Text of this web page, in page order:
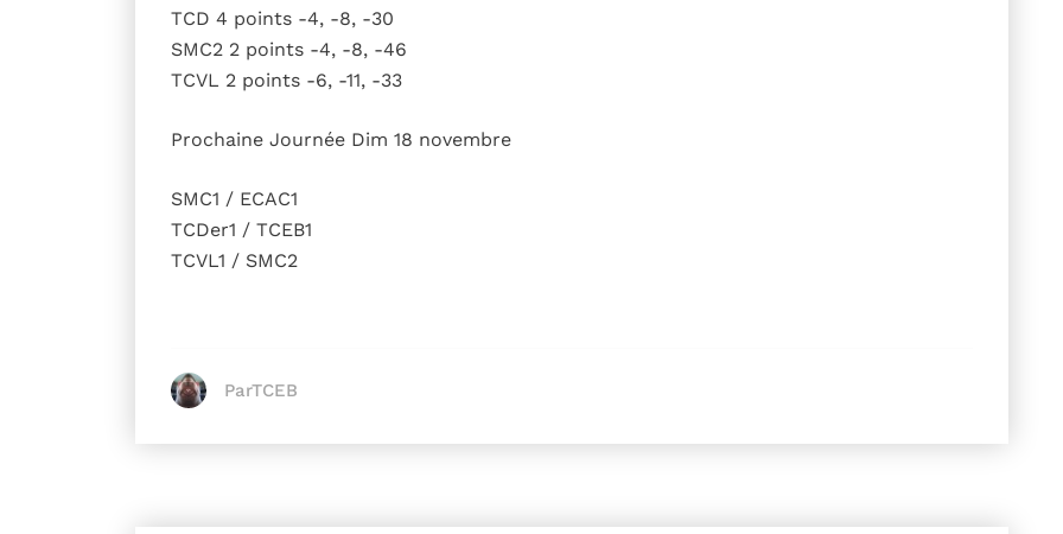
TCD 4 points -4, -8, -30
SMC2 2 points -4, -8, -46
TCVL 2 points -6, -11, -33
Prochaine Journée Dim 18 novembre
SMC1 / ECAC1
TCDer1 / TCEB1
TCVL1 / SMC2
ParTCEB